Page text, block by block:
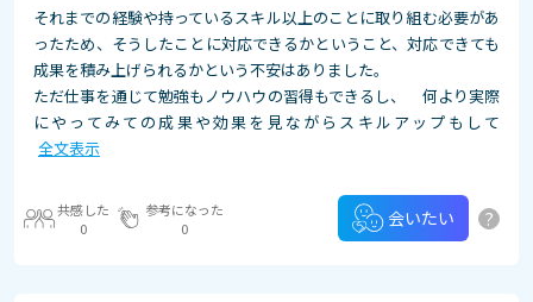
それまでの経験や持っているスキル以上のことに取り組む必要があ
ったため、そうしたことに対応できるかということ、対応できても
成果を積み上げられるかという不安はありました。
ただ仕事を通じて勉強もノウハウの習得もできるし、 何より実際
にやってみての成果や効果を見ながらスキルアップもして
全文表示
共感した
0
参考になった
0
会いたい ?